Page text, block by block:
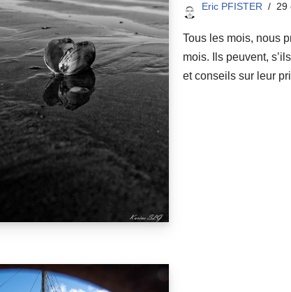
Eric PFISTER 29
Tous les mois, nous
mois. Ils peuvent,
et conseils sur leur